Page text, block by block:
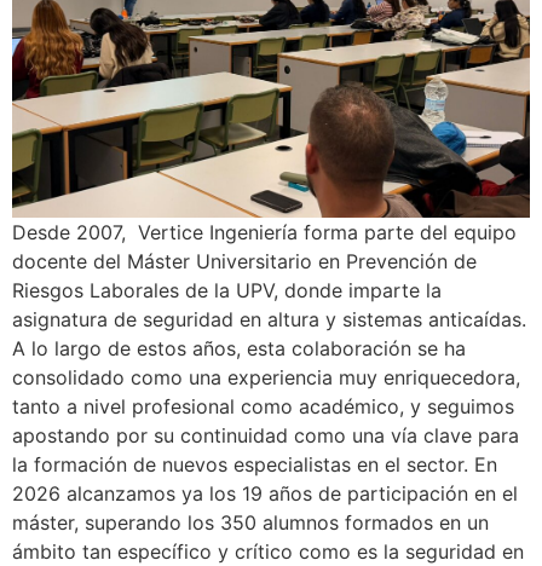
Desde 2007, Vertice Ingeniería forma parte del equipo
docente del Máster Universitario en Prevención de
Riesgos Laborales de la UPV, donde imparte la
asignatura de seguridad en altura y sistemas anticaídas.
A lo largo de estos años, esta colaboración se ha
consolidado como una experiencia muy enriquecedora,
tanto a nivel profesional como académico, y seguimos
apostando por su continuidad como una vía clave para
la formación de nuevos especialistas en el sector. En
2026 alcanzamos ya los 19 años de participación en el
máster, superando los 350 alumnos formados en un
ámbito tan específico y crítico como es la seguridad en